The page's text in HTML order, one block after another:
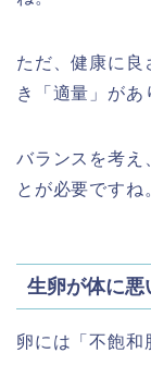
ただ、健康に良
き「適量」があ
バランスを考え
とが必要ですね
生卵が体に悪
卵には「不飽和